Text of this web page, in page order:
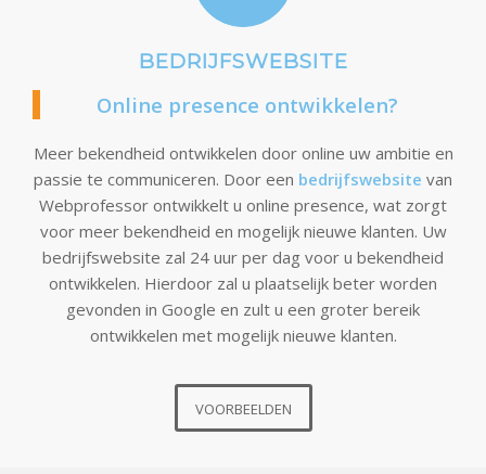
BEDRIJFSWEBSITE
Online presence ontwikkelen?
Meer bekendheid ontwikkelen door online uw ambitie en
passie te communiceren. Door een bedrijfswebsite van
Webprofessor ontwikkelt u online presence, wat zorgt
voor meer bekendheid en mogelijk nieuwe klanten. Uw
bedrijfswebsite zal 24 uur per dag voor u bekendheid
ontwikkelen. Hierdoor zal u plaatselijk beter worden
gevonden in Google en zult u een groter bereik
ontwikkelen met mogelijk nieuwe klanten.
VOORBEELDEN